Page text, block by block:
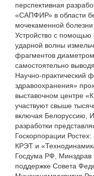
перспективная
«САПФИР» в области
мочекаменной
Устройство с помощью
ударной волны
фрагментов
самостоятельно
Научно-практический
здравоохранения»
выставочном центре
участвуют свыше
включая Белоруссию,
разработки
Госкорпорации
КРЭТ и
Госдума РФ,
поддержке Совета